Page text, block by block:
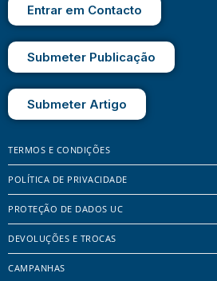
Entrar em Contacto
Submeter Publicação
Submeter Artigo
TERMOS E CONDIÇÕES
POLÍTICA DE PRIVACIDADE
PROTEÇÃO DE DADOS UC
DEVOLUÇÕES E TROCAS
CAMPANHAS